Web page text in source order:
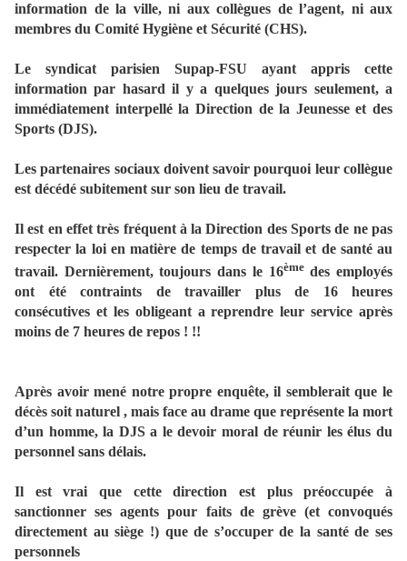
information de la ville, ni aux collègues de l’agent, ni aux
membres du Comité Hygiène et Sécurité (CHS).
Le syndicat parisien Supap-FSU ayant appris cette
information par hasard il y a quelques jours seulement, a
immédiatement interpellé la Direction de la Jeunesse et des
Sports (DJS).
Les partenaires sociaux doivent savoir pourquoi leur collègue
est décédé subitement sur son lieu de travail.
Il est en effet très fréquent à la Direction des Sports de ne pas
respecter la loi en matière de temps de travail et de santé au
travail. Dernièrement, toujours dans le 16èmedes employés
ont été contraints de travailler plus de 16 heures
consécutives et les obligeant a reprendre leur service après
moins de 7 heures de repos ! !!
Après avoir mené notre propre enquête, il semblerait que le
décès soit naturel , mais face au drame que représente la mort
d’un homme, la DJS a le devoir moral de réunir les élus du
personnel sans délais.
Il est vrai que cette direction est plus préoccupée à
sanctionner ses agents pour faits de grève (et convoqués
directement au siège !) que de s’occuper de la santé de ses
personnels